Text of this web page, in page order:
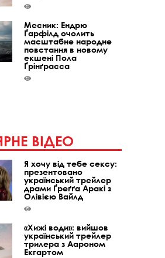
Месник: Ендрю
Ґарфілд очолить
масштабне народне
повстання в новому
екшені Пола
Ґрінґрасса
ВІДЕО
Я хочу від тебе сексу:
презентовано
український трейлер
драми Ґреґґа Аракі з
Олівією Вайлд
«Хижі води»: вийшов
український трейлер
трилера з Аароном
Екгартом